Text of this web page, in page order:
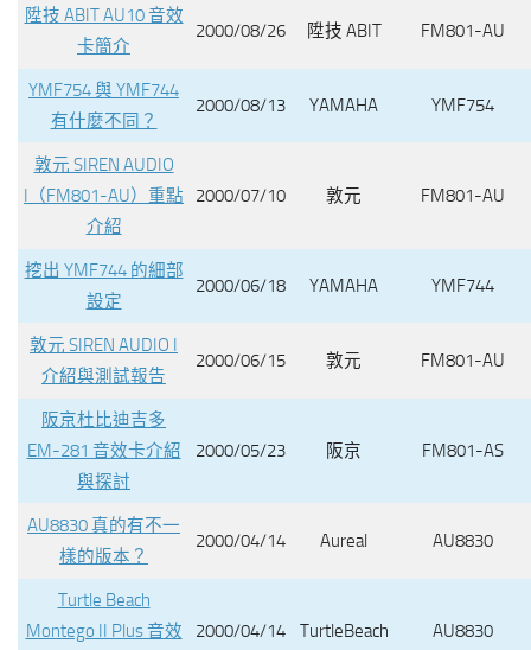
陞技 ABIT AU10 音效
卡簡介
2000/08/26 陞技 ABIT FM801-AU
YMF754 與 YMF744
有什麼不同？
2000/08/13 YAMAHA YMF754
敦元 SIREN AUDIO
I（FM801-AU）重點
介紹
2000/07/10 敦元 FM801-AU
挖出 YMF744 的細部
設定
2000/06/18 YAMAHA YMF744
敦元 SIREN AUDIO I
介紹與測試報告
2000/06/15 敦元 FM801-AU
阪京杜比迪吉多
EM-281 音效卡介紹
與探討
2000/05/23 阪京 FM801-AS
AU8830 真的有不一
樣的版本？
2000/04/14 Aureal AU8830
Turtle Beach
Montego II Plus 音效
2000/04/14 TurtleBeach AU8830